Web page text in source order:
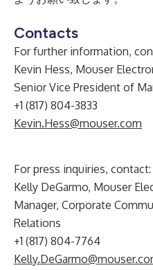
Contacts
For further information,
Kevin Hess, Mouser
Senior Vice President of
+1 (817) 804-3833
Kevin.Hess@mouser.com
For press inquiries, contact:
Kelly DeGarmo, Mouser
Manager, Corporate
Relations
+1 (817) 804-7764